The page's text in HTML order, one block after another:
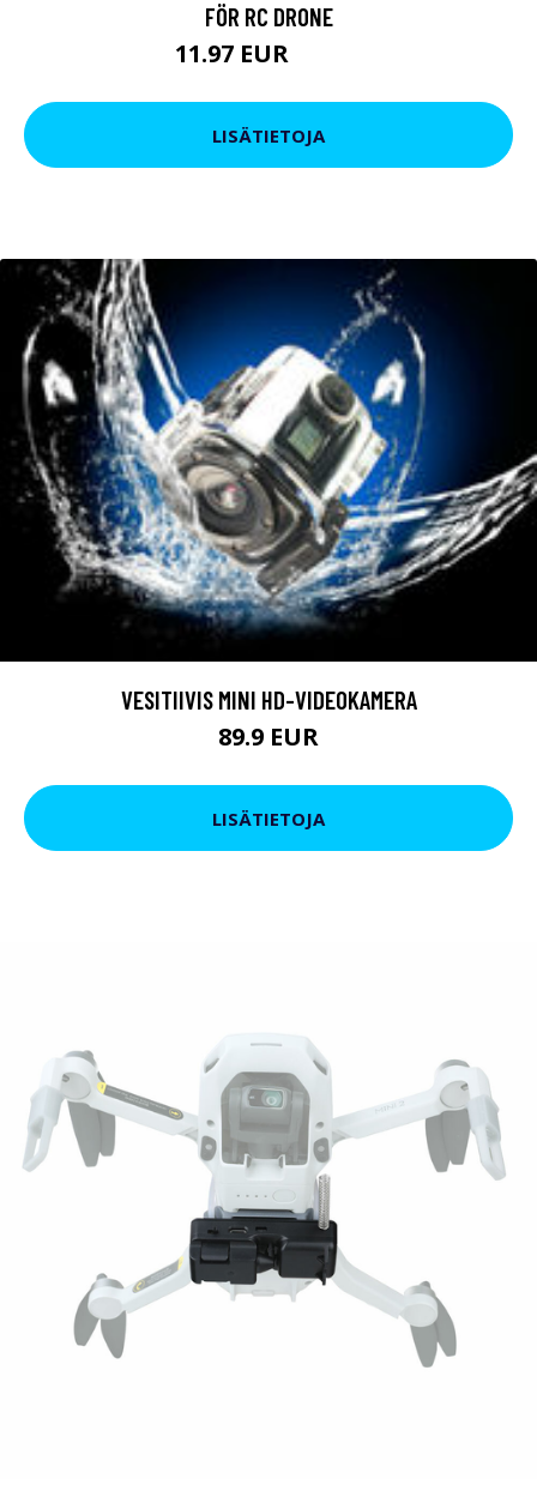
FÖR RC DRONE
11.97 EUR
LISÄTIETOJA
VESITIIVIS MINI HD-VIDEOKAMERA
89.9 EUR
LISÄTIETOJA